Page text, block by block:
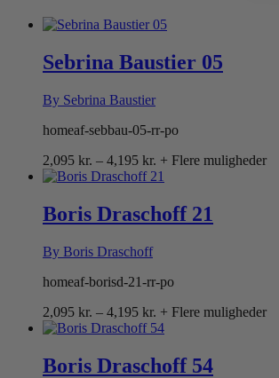
Sebrina Baustier 05
By Sebrina Baustier
homeaf-sebbau-05-rr-po
2,095 kr. – 4,195 kr. Prisinterval:
2,095 kr.
4,195 kr.
+ Flere muligheder
Boris Draschoff 21
By Boris Draschoff
homeaf-borisd-21-rr-po
2,095 kr. – 4,195 kr. Prisinterval:
2,095 kr.
4,195 kr.
+ Flere muligheder
Boris Draschoff 54